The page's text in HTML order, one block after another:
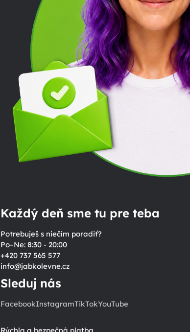
Každý deň sme tu pre teba
Potrebuješ s niečím poradiť?
Po–Ne: 8:30 - 20:00
+420 737 565 577
info@jabkolevne.cz
Sleduj nás
FacebookInstagramTikTokYouTube